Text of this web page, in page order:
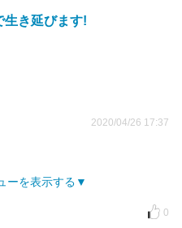
生き延びます!
2020/04/26 17:37
ーを表示する
0